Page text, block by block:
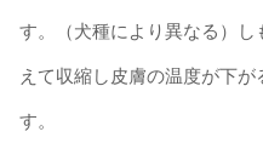
す。（犬種により異なる）
えて収縮し皮膚の温度が下
す。